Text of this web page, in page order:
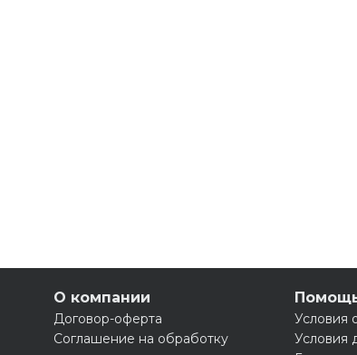
О компании
Договор-оферта
Соглашение на обработку
Условия
Условия